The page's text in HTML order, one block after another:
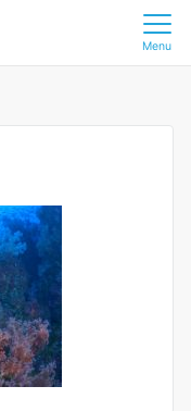
Menu